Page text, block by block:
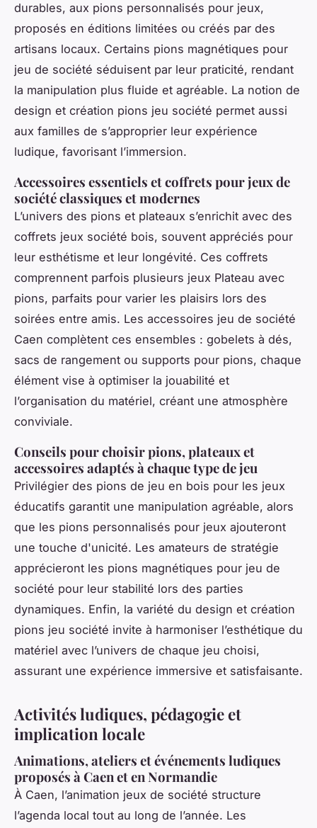
durables, aux pions personnalisés pour jeux,
proposés en éditions limitées ou créés par des
artisans locaux. Certains pions magnétiques pour
jeu de société séduisent par leur praticité, rendant
la manipulation plus fluide et agréable. La notion de
design et création pions jeu société permet aussi
aux familles de s’approprier leur expérience
ludique, favorisant l’immersion.
Accessoires essentiels et coffrets pour jeux de
société classiques et modernes
L’univers des pions et plateaux s’enrichit avec des
coffrets jeux société bois, souvent appréciés pour
leur esthétisme et leur longévité. Ces coffrets
comprennent parfois plusieurs jeux Plateau avec
pions, parfaits pour varier les plaisirs lors des
soirées entre amis. Les accessoires jeu de société
Caen complètent ces ensembles : gobelets à dés,
sacs de rangement ou supports pour pions, chaque
élément vise à optimiser la jouabilité et
l’organisation du matériel, créant une atmosphère
conviviale.
Conseils pour choisir pions, plateaux et
accessoires adaptés à chaque type de jeu
Privilégier des pions de jeu en bois pour les jeux
éducatifs garantit une manipulation agréable, alors
que les pions personnalisés pour jeux ajouteront
une touche d'unicité. Les amateurs de stratégie
apprécieront les pions magnétiques pour jeu de
société pour leur stabilité lors des parties
dynamiques. Enfin, la variété du design et création
pions jeu société invite à harmoniser l’esthétique du
matériel avec l’univers de chaque jeu choisi,
assurant une expérience immersive et satisfaisante.
Activités ludiques, pédagogie et
implication locale
Animations, ateliers et événements ludiques
proposés à Caen et en Normandie
À Caen, l’animation jeux de société structure
l’agenda local tout au long de l’année. Les